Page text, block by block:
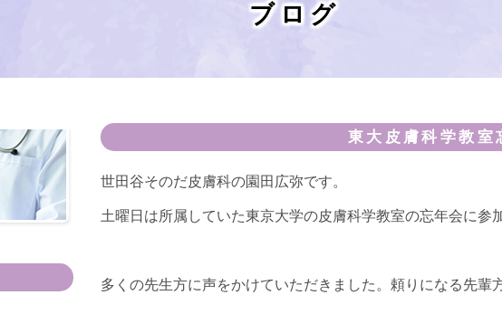
ブログ
東大皮膚科学教室
世田谷そのだ皮膚科の園田広弥です。
土曜日は所属していた東京大学の皮膚科学教室の忘年会に参
多くの先生方に声をかけていただきました。頼りになる先輩